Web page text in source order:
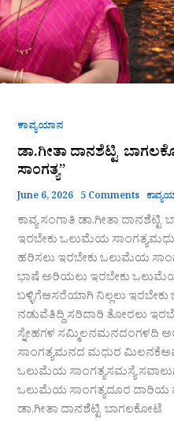
ಕಾವ್ಯಯಾನ
ಡಾ.ಗೀತಾ ದಾನಶೆಟ್ಟಿ
ಸಾಂಗತ್ಯ”
June 6, 2026 5 Comments
ಕಾವ್ಯ ಸಂಗಾತಿ ಡಾ.ಗೀತಾ
ಇರಬೇಕು ಒಲುಮೆಯ
ಹರಿಸಲು ಇರಬೇಕು ಒಲುಮೆಯ
ಭಾಷೆ ಅರಿಯಲು ಇರಬೇಕು
ಬಳ್ಳಿಗೆಆಸರೆಯಾಗಿ ನಿಲ್ಲಲು
ನಡುವೆತಿದ್ದಿ ಸರಿದಾರಿ ತೋರಲು
ಸ್ನೇಹಗಳ ಸಮ್ಮಿಲನಮನದಂಗಳದಿ
ಸಾಂಗತ್ಯಮನದ ಮಧುರ
ಒಲುಮೆಯ ಸಾಂಗತ್ಯಸಮಸ್ಯೆ
ಒಲುಮೆಯ ಸಾಂಗತ್ಯದೂರ ದಾರಿಯ
ಡಾ.ಗೀತಾ ದಾನಶೆಟ್ಟಿ ಬಾಗಲಕೋಟೆ